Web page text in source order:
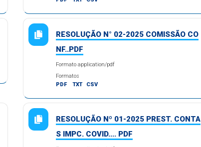
RESOLUÇÃO N° 02-2025 COMISSÃO CO
NF..PDF
Formato application/pdf
Formatos
PDF
TXT CSV
RESOLUÇÃO Nº 01-2025 PREST. CONTA
S IMPC. COVID.... PDF